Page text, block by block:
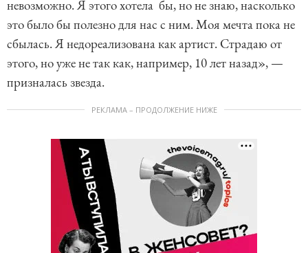
невозможно. Я этого хотела бы, но не знаю, насколько
это было бы полезно для нас с ним. Моя мечта пока не
сбылась. Я недореализована как артист. Страдаю от
этого, но уже не так как, например, 10 лет назад», —
призналась звезда.
РЕКЛАМА – ПРОДОЛЖЕНИЕ НИЖЕ